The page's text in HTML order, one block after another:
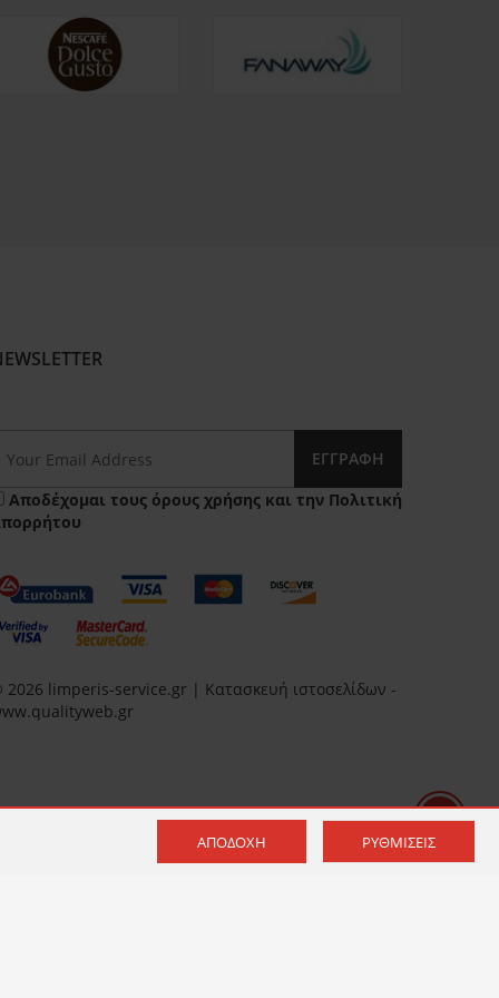
ΕΓΓΡΑΦΉ
Αποδέχομαι τους όρους χρήσης και την Πολιτική
2026 limperis-service.gr | Κατασκευή ιστοσελίδων -
ΑΠΟΔΟΧΉ ΡΥΘΜΊΣΕΙΣ